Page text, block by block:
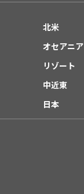
北米
オセアニア
リゾート
中近東
日本